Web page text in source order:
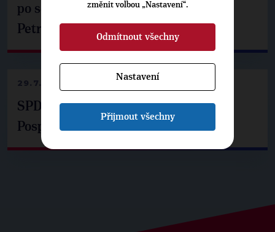
po setkání s prezidentem republiky
Petrem Pavlem
29.7.2026
SPD už není ve zprávě o extremismu.
Pospíšil: Je tu pachuť
změnit volbou „Nastavení“.
Odmítnout všechny
Nastavení
Přijmout všechny